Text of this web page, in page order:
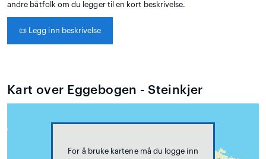
andre båtfolk om du legger til en kort beskrivelse.
📜 Legg inn beskrivelse
Kart over Eggebogen - Steinkjer
For å bruke kartene må du logge inn